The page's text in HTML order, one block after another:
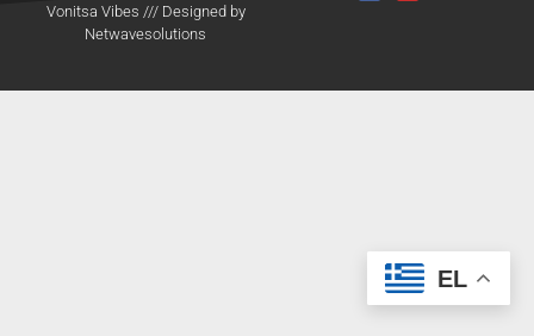
Vonitsa Vibes /// Designed by
Netwavesolutions
EL